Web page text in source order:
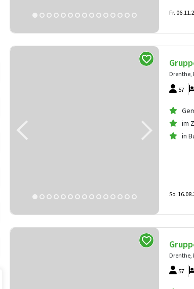
Fr.
Drenthe,
57
im
in
So.
Drenthe,
57